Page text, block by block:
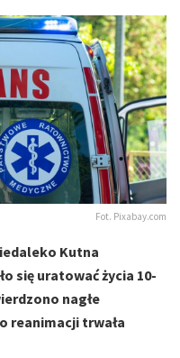
Fot. Pixabay.com
Kutna
się uratować życia 10-
nagłe
reanimacji trwała